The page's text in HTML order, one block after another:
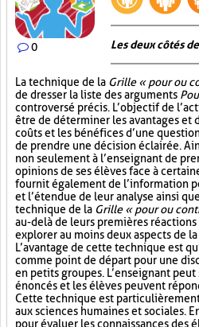
0 Les deux côtés
La technique de la Grille « pour ou
de dresser la liste des arguments
controversé précis. L’objectif de
être de déterminer les avantages et
coûts et les bénéfices d’une
de prendre une décision éclairée.
non seulement à l’enseignant de
opinions de ses élèves face à
fournit également de l’information
et l’étendue de leur analyse ainsi
technique de la Grille « pour ou
au-delà de leurs premières réactions
explorer au moins deux aspects de
L’avantage de cette technique est
comme point de départ pour une
en petits groupes. L’enseignant
énoncés et les élèves peuvent
Cette technique est
aux sciences humaines et sociales.
pour évaluer les connaissances des